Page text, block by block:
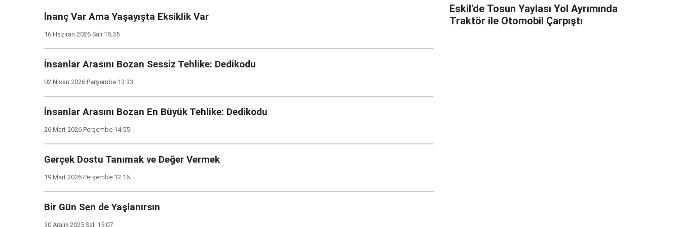
İnanç Var Ama Yaşayışta Eksiklik Var
16 Haziran 2026 Salı 15:35
İnsanlar Arasını Bozan Sessiz Tehlike: Dedikodu
02 Nisan 2026 Perşembe 13:33
İnsanlar Arasını Bozan En Büyük Tehlike: Dedikodu
26 Mart 2026 Perşembe 14:55
Gerçek Dostu Tanımak ve Değer Vermek
19 Mart 2026 Perşembe 12:16
Bir Gün Sen de Yaşlanırsın
30 Aralık 2025 Salı 15:07
Eskil'de Tosun Yaylası Yol Ayrımında
Traktör ile Otomobil Çarpıştı